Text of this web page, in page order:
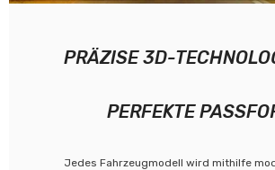
PRÄZISE 3D-
PERFEKTE
Jedes Fahrzeugmodell wird mithilfe